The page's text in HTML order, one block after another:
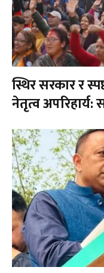
स्थिर सरकार र
नेतृत्व